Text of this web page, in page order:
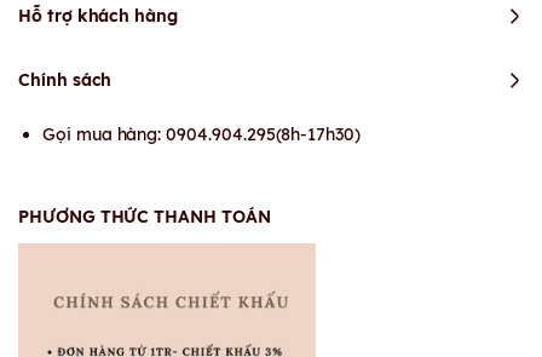
Hỗ trợ khách hàng
Chính sách
Gọi mua hàng: 0904.904.295(8h-17h30)
PHƯƠNG THỨC THANH TOÁN